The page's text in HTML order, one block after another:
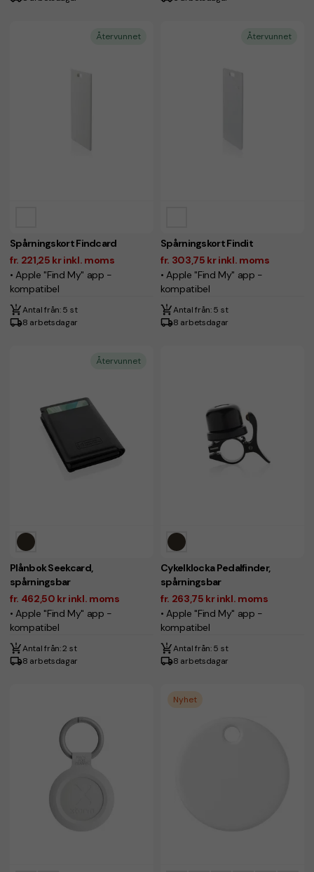
Återvunnet
Spårningskort Findcard
fr. 221,25 kr inkl. moms
• Apple "Find My" app -
kompatibel
Antal från: 5 st
8 arbetsdagar
Återvunnet
Spårningskort Findit
fr. 303,75 kr inkl. moms
• Apple "Find My" app -
kompatibel
Antal från: 5 st
8 arbetsdagar
Återvunnet
Plånbok Seekcard,
spårningsbar
fr. 462,50 kr inkl. moms
• Apple "Find My" app -
kompatibel
Antal från: 2 st
8 arbetsdagar
Cykelklocka Pedalfinder,
spårningsbar
fr. 263,75 kr inkl. moms
• Apple "Find My" app -
kompatibel
Antal från: 5 st
8 arbetsdagar
Nyhet